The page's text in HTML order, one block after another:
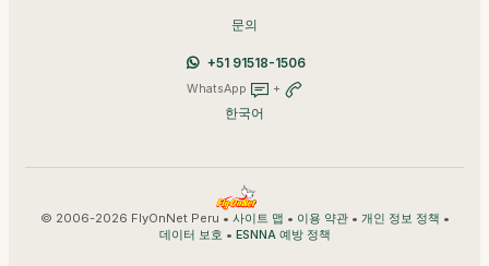
문의
+51 91518-1506
WhatsApp +
한국어
© 2006-2026 FlyOnNet Peru • 사이트 맵 • 이용 약관• 개인 정보 정책 •
데이터 보호 • ESNNA 예방 정책